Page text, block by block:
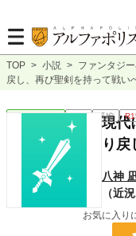
TOP > 小説 > ファンタジ
戻し、再び聖剣を持って戦い
ファンタジー 完結 長編
現代
り戻
八神
（近
お気に入り